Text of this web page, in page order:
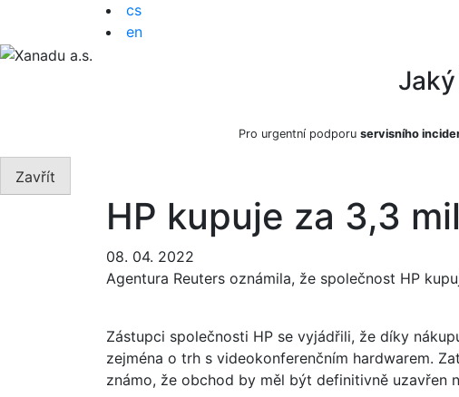
cs
en
Pro urgentní podporu servisního
Zavřít
HP kupuje za 3,3
08. 04. 2022
Agentura Reuters oznámila, že společnost HP
Zástupci společnosti HP se vyjádřili, že díky
zejména o trh s videokonferenčním hardwarem.
známo, že obchod by měl být definitivně uzavřen